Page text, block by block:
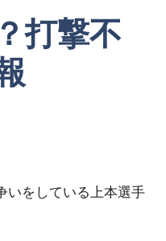
打撃不
いをしている上本選手